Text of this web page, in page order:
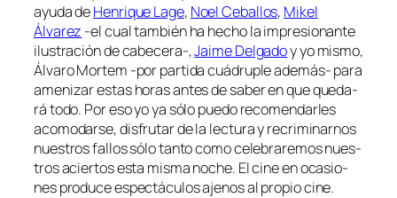
ayu­da deHenrique Lage, Noel Ceballos, Mikel
Álvarez ‑el cual tam­bién ha he­cho la im­pre­sio­nan­te
ilus­tra­ción de cabecera‑,Jaime Delgadoy yo mis­mo,
Álvaro Mortem ‑por par­ti­da cuá­dru­ple además- pa­ra
ame­ni­zar es­tas ho­ras an­tes de sa­ber en que que­da­
rá to­do. Por eso yo ya só­lo pue­do re­co­men­dar­les
aco­mo­dar­se, dis­fru­tar de la lec­tu­ra y re­cri­mi­nar­nos
nues­tros fa­llos só­lo tan­to co­mo ce­le­bra­re­mos nues­
tros acier­tos es­ta mis­ma no­che. El ci­ne en oca­sio­
nes pro­du­ce es­pec­tácu­los aje­nos al pro­pio cine.